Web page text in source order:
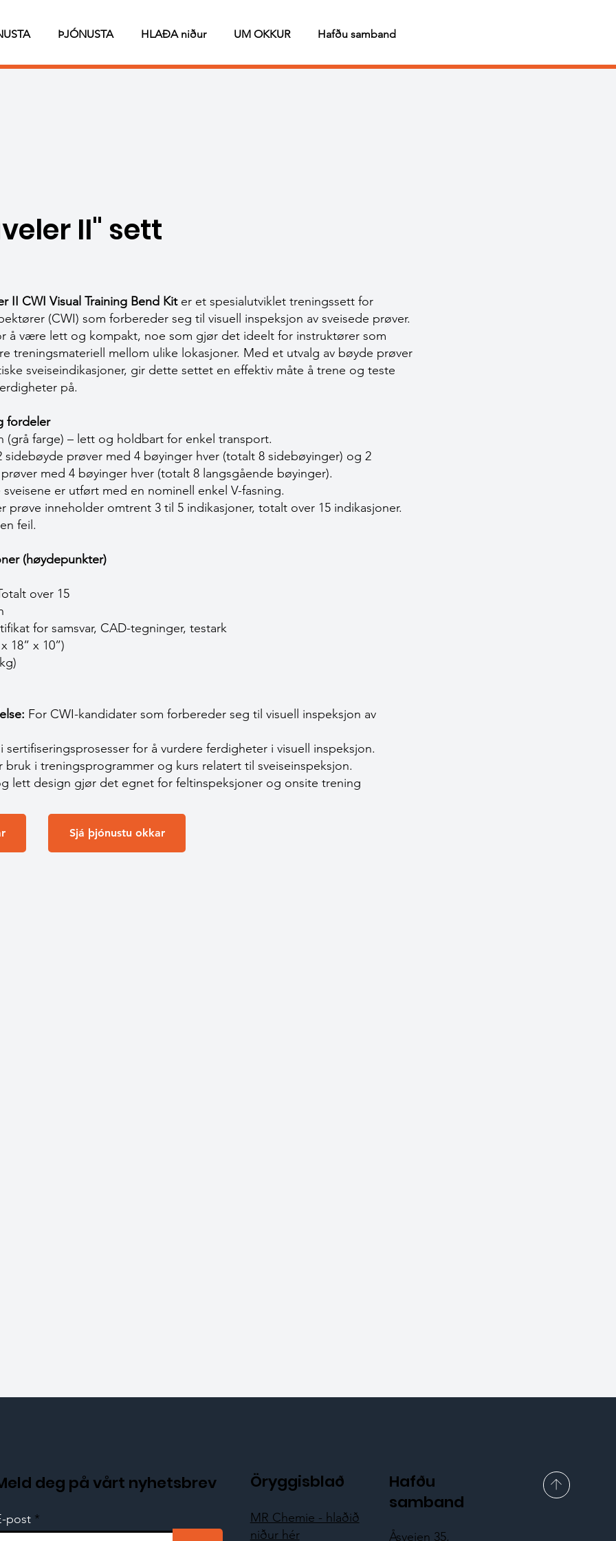
ÞJÓNUSTA HLAÐA niður UM OKKUR Hafðu samband
II" sett
II CWI Visual Training Bend Kiter et spesialutviklet treningssett for
(CWI) som forbereder seg til visuell inspeksjon av sveisede prøver.
å være lett og kompakt, noe som gjør det ideelt for instruktører som
treningsmateriell mellom ulike lokasjoner. Med et utvalg av bøyde prøver
sveiseindikasjoner, gir dette settet en effektiv måte å trene og teste
på.
fordeler
(grå farge) – lett og holdbart for enkel transport.
sidebøyde prøver med 4 bøyinger hver (totalt 8 sidebøyinger) og 2
med 4 bøyinger hver (totalt 8 langsgående bøyinger).
sveisene er utført med en nominell enkel V-fasning.
prøve inneholder omtrent 3 til 5 indikasjoner, totalt over 15 indikasjoner.
feil.
(høydepunkter)
over 15
for samsvar, CAD-tegninger, testark
18” x 10”)
For CWI-kandidater som forbereder seg til visuell inspeksjon av
sertifiseringsprosesser for å vurdere ferdigheter i visuell inspeksjon.
bruk i treningsprogrammer og kurs relatert til sveiseinspeksjon.
lett design gjør det egnet for feltinspeksjoner og onsite trening
Sjá þjónustu okkar
Öryggisblað
MR Chemie - hlaðið
niður hér
Hafðu
samband
Åsveien 35,
deg på vårt nyhetsbrev
post